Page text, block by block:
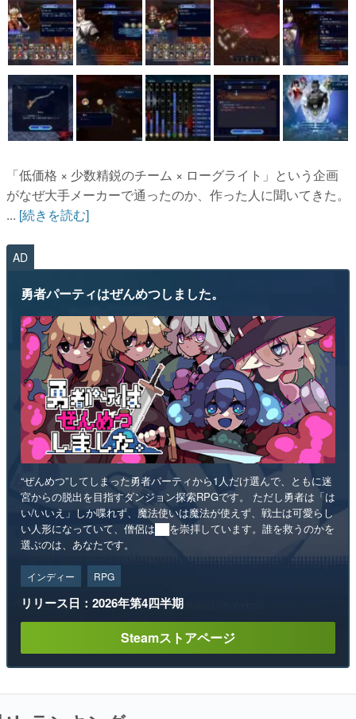
「低価格 × 少数精鋭のチーム × ローグライト」という企画
がなぜ大手メーカーで通ったのか、作った人に聞いてきた。
... [続きを読む]
AD
勇者パーティはぜんめつしました。
“ぜんめつ”してしまった勇者パーティから1人だけ選んで、ともに迷
宮からの脱出を目指すダンジョン探索RPGです。 ただし勇者は「は
い/いいえ」しか喋れず、魔法使いは魔法が使えず、戦士は可愛らし
い人形になっていて、僧侶は██を崇拝しています。誰を救うのかを
選ぶのは、あなたです。
インディー RPG
リリース日：2026年第4四半期
Steamストアページ